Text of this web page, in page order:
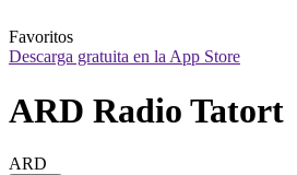
Favoritos
Descarga gratuita en la App Store
ARD Radio Tatort
ARD